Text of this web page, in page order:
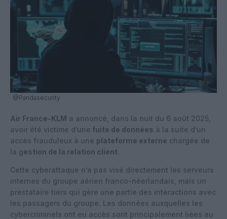
@Pandasecurity
Air France-KLM a annoncé, dans la nuit du 6 août 2025,
avoir été victime d’une fuite de données à la suite d’un
accès frauduleux à une plateforme externe chargée de
la gestion de la relation client.
Cette cyberattaque n’a pas visé directement les serveurs
internes du groupe aérien franco-néerlandais, mais un
prestataire tiers qui gère une partie des interactions avec
les passagers du groupe. Les données auxquelles les
cybercriminels ont eu accès sont principalement liées au